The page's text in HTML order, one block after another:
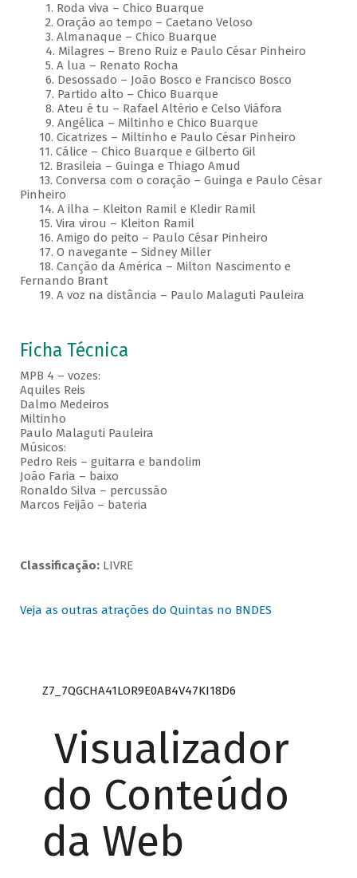
1. Roda viva – Chico Buarque
2. Oração ao tempo – Caetano Veloso
3. Almanaque – Chico Buarque
4. Milagres – Breno Ruiz e Paulo César Pinheiro
5. A lua – Renato Rocha
6. Desossado – João Bosco e Francisco Bosco
7. Partido alto – Chico Buarque
8. Ateu é tu – Rafael Altério e Celso Viáfora
9. Angélica – Miltinho e Chico Buarque
10. Cicatrizes – Miltinho e Paulo César Pinheiro
11. Cálice – Chico Buarque e Gilberto Gil
12. Brasileia – Guinga e Thiago Amud
13. Conversa com o coração – Guinga e Paulo César
Pinheiro
14. A ilha – Kleiton Ramil e Kledir Ramil
15. Vira virou – Kleiton Ramil
16. Amigo do peito – Paulo César Pinheiro
17. O navegante – Sidney Miller
18. Canção da América – Milton Nascimento e
Fernando Brant
19. A voz na distância – Paulo Malaguti Pauleira
Ficha Técnica
MPB 4 – vozes:
Aquiles Reis
Dalmo Medeiros
Miltinho
Paulo Malaguti Pauleira
Músicos:
Pedro Reis – guitarra e bandolim
João Faria – baixo
Ronaldo Silva – percussão
Marcos Feijão – bateria
Classificação: LIVRE
Veja as outras atrações do Quintas no BNDES
Z7_7QGCHA41LOR9E0AB4V47KI18D6
Visualizador
do Conteúdo
da Web